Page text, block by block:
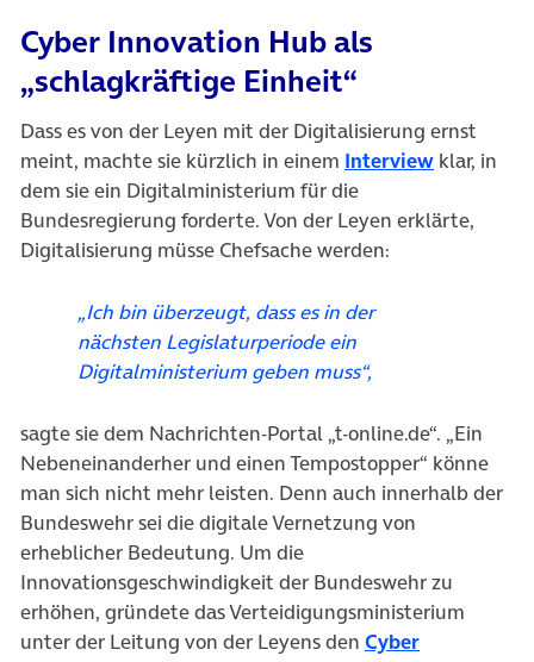
Cyber Innovation Hub als
„schlagkräftige Einheit“
Dass es von der Leyen mit der Digitalisierung ernst
meint, machte sie kürzlich in einem Interview(öffnet in
klar, in
dem sie ein Digitalministerium für die
Bundesregierung forderte. Von der Leyen erklärte,
Digitalisierung müsse Chefsache werden:
„Ich bin überzeugt, dass es in der
nächsten Legislaturperiode ein
Digitalministerium geben muss“,
sagte sie dem Nachrichten-Portal „t-online.de“. „Ein
Nebeneinanderher und einen Tempostopper“ könne
man sich nicht mehr leisten. Denn auch innerhalb der
Bundeswehr sei die digitale Vernetzung von
erheblicher Bedeutung. Um die
Innovationsgeschwindigkeit der Bundeswehr zu
erhöhen, gründete das Verteidigungsministerium
unter der Leitung von der Leyens den Cyber